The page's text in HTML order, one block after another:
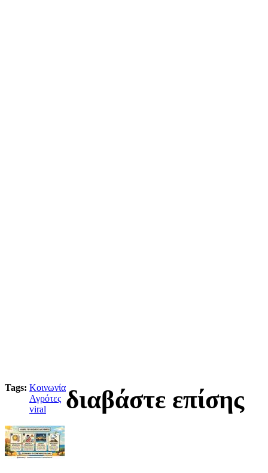
Tags: Κοινωνία
Αγρότες
viral
διαβάστε επίσης